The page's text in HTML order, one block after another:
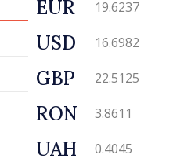
EUR 19.6237
USD 16.6982
GBP 22.5125
RON 3.8611
UAH 0.4045